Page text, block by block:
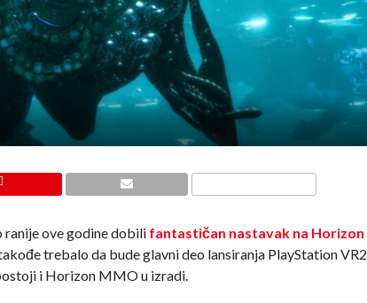
ranije ove godine dobili fantastičan nastavak na Horizon
trebalo da bude glavni deo lansiranja PlayStation VR2
i Horizon MMO u izradi.